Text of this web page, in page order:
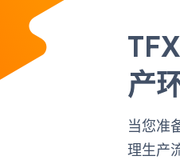
产
当您准
理生产